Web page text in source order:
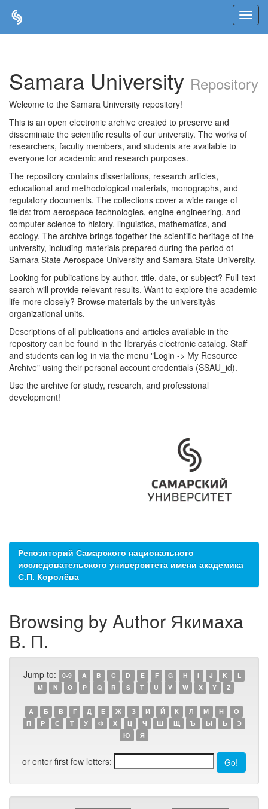
Samara University Repository
Welcome to the Samara University repository!
This is an open electronic archive created to preserve and
disseminate the scientific results of our university. The works of
researchers, faculty members, and students are available to
everyone for academic and research purposes.
The repository contains dissertations, research articles,
educational and methodological materials, monographs, and
regulatory documents. The collections cover a wide range of
fields: from aerospace technologies, engine engineering, and
computer science to history, linguistics, mathematics, and
ecology. The archive brings together the scientific heritage of the
university, including materials prepared during the period of
Samara State Aerospace University and Samara State University.
Looking for publications by author, title, date, or subject? Full-text
search will provide relevant results. Want to explore the academic
life more closely? Browse materials by the universityâs
organizational units.
Descriptions of all publications and articles available in the
repository can be found in the libraryâs electronic catalog. Staff
and students can log in via the menu "Login -> My Resource
Archive" using their personal account credentials (SSAU_id).
Use the archive for study, research, and professional
development!
Репозиторий Самарского национального
исследовательского университета имени академика
С.П. Королёва
Browsing by Author Якимаха
В. П.
Jump to: 0-9 A B C D E F G H I J K
L
M
N O P Q R S T U V W X Y Z
А Б В Г Д Е Ж З И Й К Л М Н
О
П
Р С Т У Ф Х Ц Ч Ш Щ Ъ Ы Ь
Э
Ю
Я
or enter first few letters: